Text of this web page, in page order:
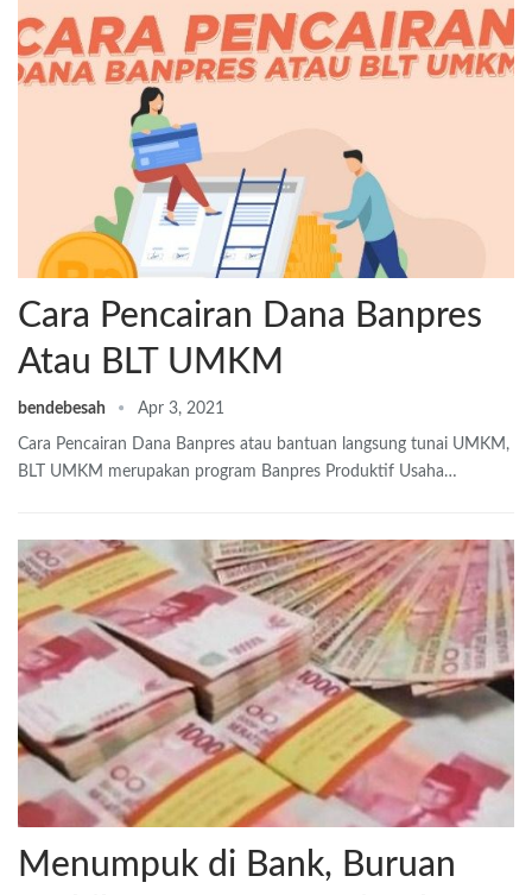
Cara Pencairan Dana Banpres
Atau BLT UMKM
bendebesah Apr 3, 2021
Cara Pencairan Dana Banpres atau bantuan langsung tunai UMKM,
BLT UMKM merupakan program Banpres Produktif Usaha…
Menumpuk di Bank, Buruan